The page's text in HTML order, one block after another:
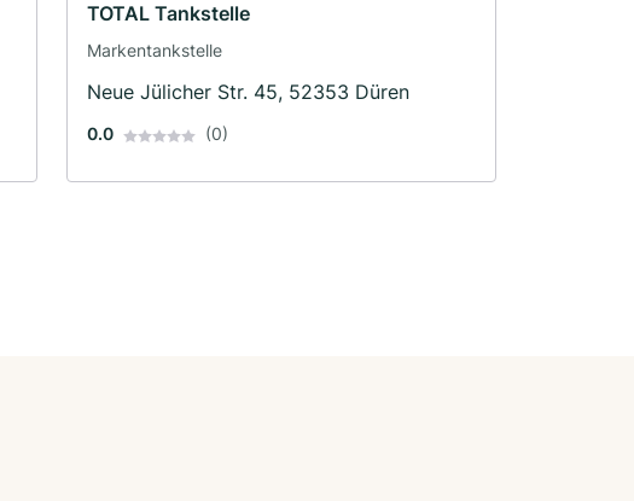
TOTAL Tankstelle
Markentankstelle
Neue Jülicher Str. 45, 52353 Düren
0.0 (0)